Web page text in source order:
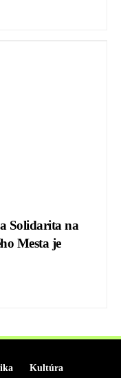
Solidarita na
Mesta je
Kultúra